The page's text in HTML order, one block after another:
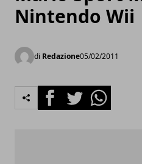
Nintendo Wii
di Redazione05/02/2011
FacebookTwitterWhatsapp